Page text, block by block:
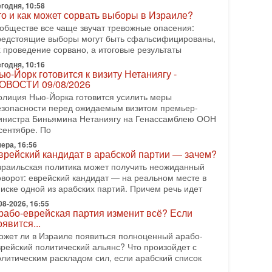
последних союзников. Путин - псих!
ITON-TV доктор Эльдар Намазов , историк,
в прошлом – помощник Президента
Гейдара Алиева . Ведет программу
2026, 11:09
в Израиле в опасности?! ШАБАК
спецотдел
выпуске мы разбираем одну из самых тревожных
израильской политики. Известно, что израильская
общей безопасности (ШАБАК) создала
08-2026, 08:32
и Иран: последний шанс - НОВОСТИ
08/2026
США Дональд Трамп объявил о
переговоров с Ираном, но Тегеран пока
подтвердил готовность к диалогу. По словам
2026, 08:42
отменил удар по Ирану - НОВОСТИ
08/2026
США Дональд Трамп сегодня заявил об
подготовленного удара по Ирану после
10:58
и как может сорвать выборы в Израиле?
все чаще звучат тревожные опасения:
выборы могут быть сфальсифицированы,
проведение сорвано, а итоговые результаты
10:16
Йорк готовится к визиту Нетаниягу -
09/08/2026
Нью-Йорка готовится усилить меры
перед ожидаемым визитом премьер-
Биньямина Нетаниягу на Генассамблею ООН
По
16:56
кандидат в арабской партии — зачем?
политика может получить неожиданный
еврейский кандидат — на реальном месте в
одной из арабских партий. Причем речь идет
2026, 16:55
еврейская партия изменит всё? Если
ли в Израиле появиться полноценный арабо-
политический альянс? Что произойдет с
раскладом сил, если арабский список